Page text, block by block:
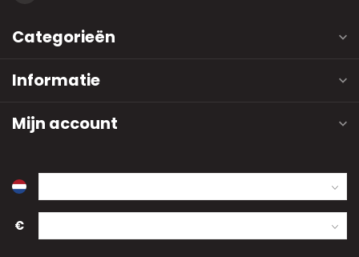
Categorieën
Informatie
Mijn account
€